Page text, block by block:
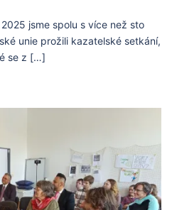
jsme spolu s více než sto
unie prožili kazatelské setkání,
se z […]